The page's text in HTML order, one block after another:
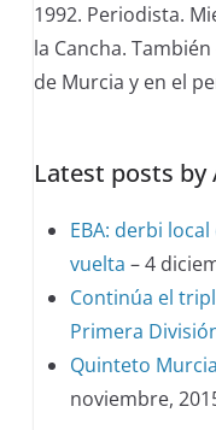
1992. Periodista.
la Cancha.
de Murcia y en el
Latest posts by
EBA: derbi
vuelta – 4
Continúa el
Primera
Quinteto
noviembre,